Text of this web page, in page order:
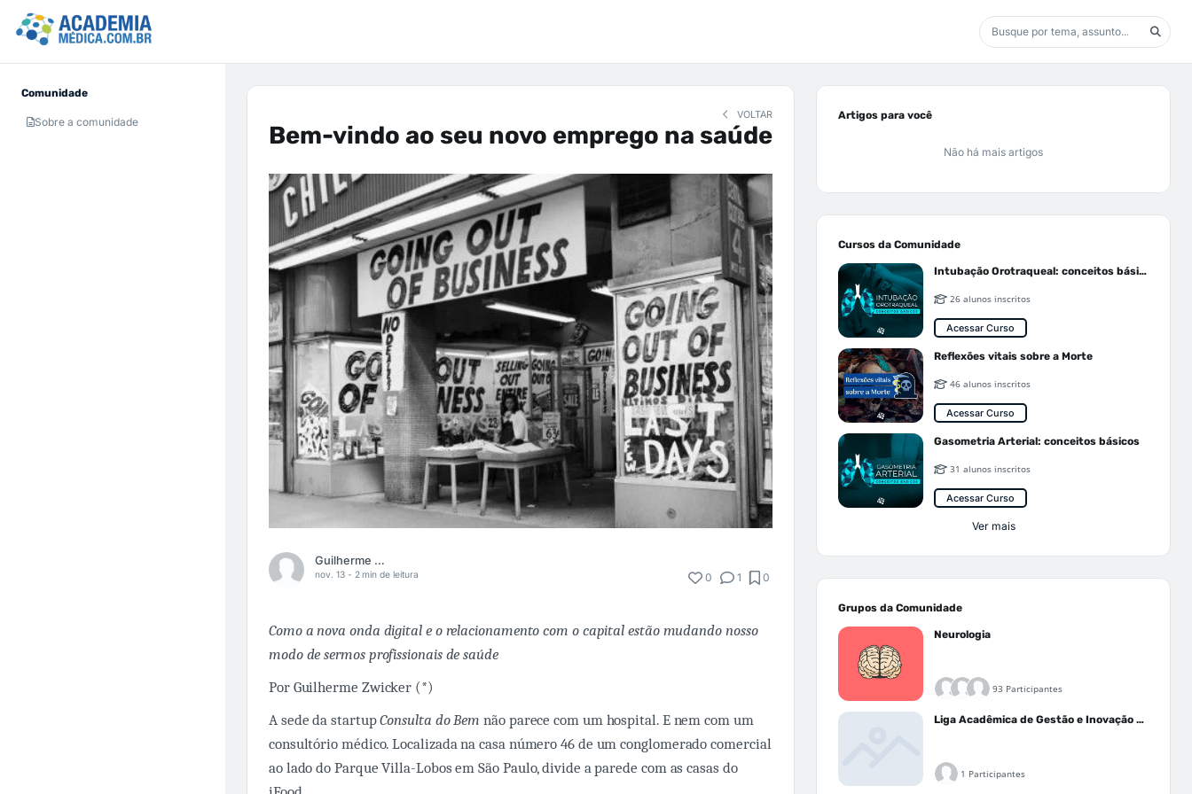
Comunidade
Sobre a comunidade
VOLTAR
Bem-vindo ao seu novo emprego na saúde
Guilherme Zwicker
nov. 13 - 2 min de leitura 0 1 0
Como a nova onda digital e o relacionamento com o capital estão mudando nosso
modo de sermos profissionais de saúde
Por Guilherme Zwicker (*)
A sede da startupConsulta do Bem não parece com um hospital. E nem com um
consultório médico. Localizada na casa número 46 de um conglomerado comercial
ao lado do Parque Villa-Lobos em São Paulo, divide a parede com as casas do
Artigos para você
Não há mais artigos
Cursos da Comunidade
Intubação Orotraqueal: conceitos básicos
26 alunos inscritos
Acessar Curso
Reflexões vitais sobre a Morte
46 alunos inscritos
Acessar Curso
Gasometria Arterial: conceitos básicos
31 alunos inscritos
Acessar Curso
Ver mais
Grupos da Comunidade
Neurologia
93 Participantes
Liga Acadêmica de Gestão e Inovação Médica - LAGIM
1 Participantes